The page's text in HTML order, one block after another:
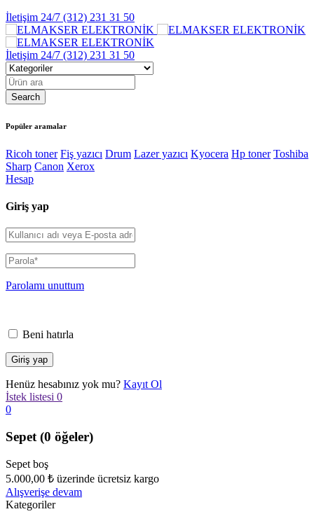
İletişim 24/7 (312) 231 31 50
İletişim 24/7 (312) 231 31 50
Popüler aramalar
Ricoh toner Fiş yazıcı Drum Lazer yazıcı Kyocera Hp toner Toshiba
Sharp Canon Xerox
Hesap
Giriş yap
Parolamı unuttum
Beni hatırla
Henüz hesabınız yok mu? Kayıt Ol
İstek listesi 0
0
Sepet (0 öğeler)
Sepet boş
5.000,00 ₺ üzerinde ücretsiz kargo
Alışverişe devam
Kategoriler